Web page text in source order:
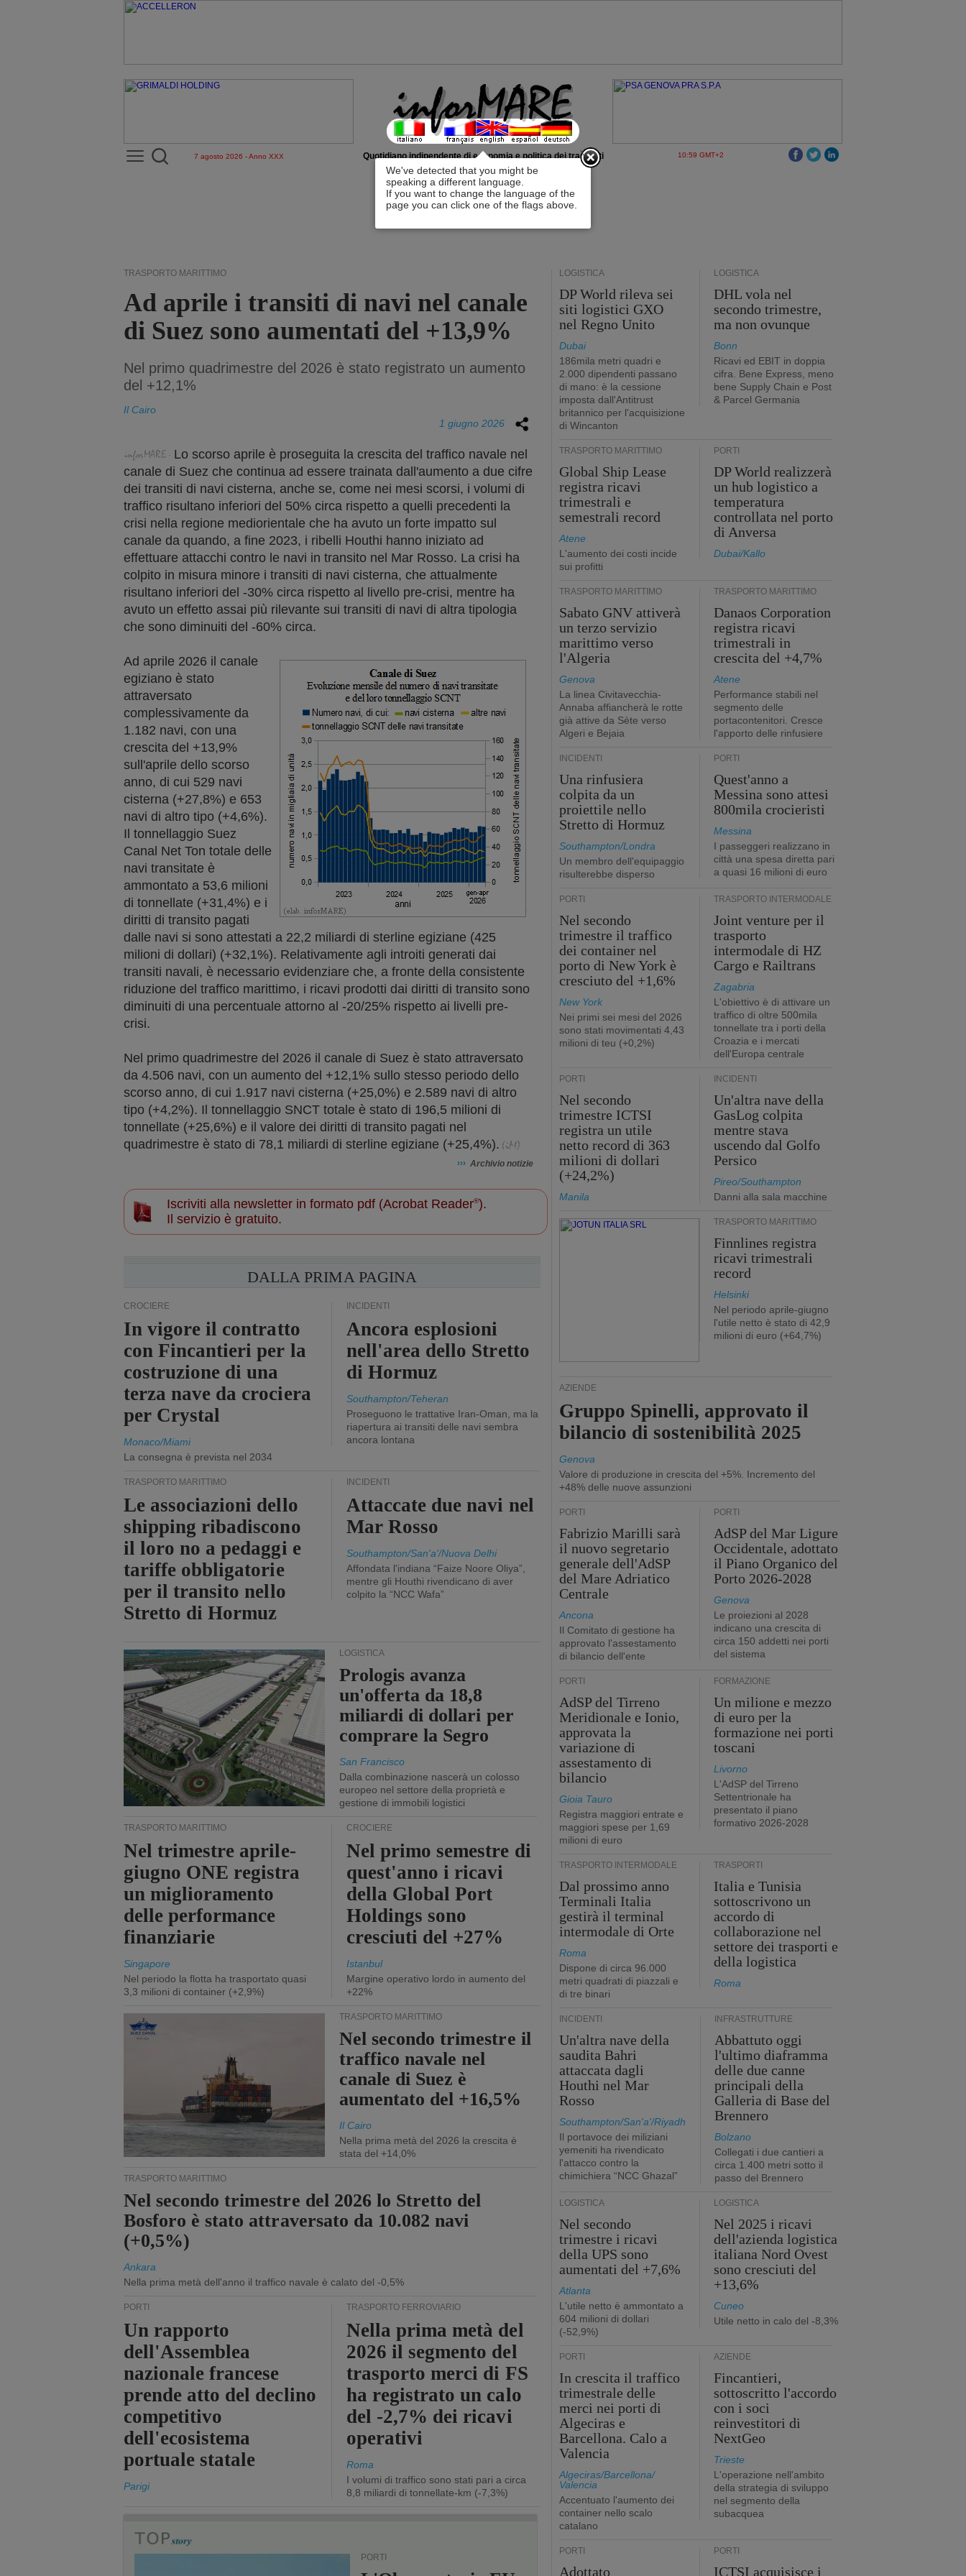
We've detected that you might be
speaking a different language.
If you want to change the language of the
page you can click one of the flags above.
x
7 agosto 2026 - Anno XXX Quotidiano indipendente di economia e politica dei trasporti 10:59 GMT+2
TRASPORTO MARITTIMO
Ad aprile i transiti di navi nel canale
di Suez sono aumentati del +13,9%
Nel primo quadrimestre del 2026 è stato registrato un aumento
del +12,1%
Il Cairo
1 giugno 2026
Lo scorso aprile è proseguita la crescita del traffico navale nel
canale di Suez che continua ad essere trainata dall'aumento a due cifre
dei transiti di navi cisterna, anche se, come nei mesi scorsi, i volumi di
traffico risultano inferiori del 50% circa rispetto a quelli precedenti la
crisi nella regione mediorientale che ha avuto un forte impatto sul
canale da quando, a fine 2023, i ribelli Houthi hanno iniziato ad
effettuare attacchi contro le navi in transito nel Mar Rosso. La crisi ha
colpito in misura minore i transiti di navi cisterna, che attualmente
risultano inferiori del -30% circa rispetto al livello pre-crisi, mentre ha
avuto un effetto assai più rilevante sui transiti di navi di altra tipologia
che sono diminuiti del -60% circa.
Ad aprile 2026 il canale
egiziano è stato
attraversato
complessivamente da
1.182 navi, con una
crescita del +13,9%
sull'aprile dello scorso
anno, di cui 529 navi
cisterna (+27,8%) e 653
navi di altro tipo (+4,6%).
Il tonnellaggio Suez
Canal Net Ton totale delle
navi transitate è
ammontato a 53,6 milioni
di tonnellate (+31,4%) e i
diritti di transito pagati
dalle navi si sono attestati a 22,2 miliardi di sterline egiziane (425
milioni di dollari) (+32,1%). Relativamente agli introiti generati dai
transiti navali, è necessario evidenziare che, a fronte della consistente
riduzione del traffico marittimo, i ricavi prodotti dai diritti di transito sono
diminuiti di una percentuale attorno al -20/25% rispetto ai livelli pre-
crisi.
Nel primo quadrimestre del 2026 il canale di Suez è stato attraversato
da 4.506 navi, con un aumento del +12,1% sullo stesso periodo dello
scorso anno, di cui 1.917 navi cisterna (+25,0%) e 2.589 navi di altro
tipo (+4,2%). Il tonnellaggio SNCT totale è stato di 196,5 milioni di
tonnellate (+25,6%) e il valore dei diritti di transito pagati nel
quadrimestre è stato di 78,1 miliardi di sterline egiziane (+25,4%).
››› Archivio notizie
Iscriviti alla newsletter in formato pdf (Acrobat Reader®).
Il servizio è gratuito.
DALLA PRIMA PAGINA
CROCIERE
In vigore il contratto
con Fincantieri per la
costruzione di una
terza nave da crociera
per Crystal
Monaco/Miami
La consegna è prevista nel 2034
INCIDENTI
Ancora esplosioni
nell'area dello Stretto
di Hormuz
Southampton/Teheran
Proseguono le trattative Iran-Oman, ma la
riapertura ai transiti delle navi sembra
ancora lontana
TRASPORTO MARITTIMO
Le associazioni dello
shipping ribadiscono
il loro no a pedaggi e
tariffe obbligatorie
per il transito nello
Stretto di Hormuz
INCIDENTI
Attaccate due navi nel
Mar Rosso
Southampton/San'a'/Nuova Delhi
Affondata l'indiana “Faize Noore Oliya”,
mentre gli Houthi rivendicano di aver
colpito la “NCC Wafa”
LOGISTICA
Prologis avanza
un'offerta da 18,8
miliardi di dollari per
comprare la Segro
San Francisco
Dalla combinazione nascerà un colosso
europeo nel settore della proprietà e
gestione di immobili logistici
TRASPORTO MARITTIMO
Nel trimestre aprile-
giugno ONE registra
un miglioramento
delle performance
finanziarie
Singapore
Nel periodo la flotta ha trasportato quasi
3,3 milioni di container (+2,9%)
CROCIERE
Nel primo semestre di
quest'anno i ricavi
della Global Port
Holdings sono
cresciuti del +27%
Istanbul
Margine operativo lordo in aumento del
+22%
TRASPORTO MARITTIMO
Nel secondo trimestre il
traffico navale nel
canale di Suez è
aumentato del +16,5%
Il Cairo
Nella prima metà del 2026 la crescita è
stata del +14,0%
TRASPORTO MARITTIMO
Nel secondo trimestre del 2026 lo Stretto del
Bosforo è stato attraversato da 10.082 navi
(+0,5%)
Ankara
Nella prima metà dell'anno il traffico navale è calato del -0,5%
PORTI
Un rapporto
dell'Assemblea
nazionale francese
prende atto del declino
competitivo
dell'ecosistema
portuale statale
Parigi
TRASPORTO FERROVIARIO
Nella prima metà del
2026 il segmento del
trasporto merci di FS
ha registrato un calo
del -2,7% dei ricavi
operativi
Roma
I volumi di traffico sono stati pari a circa
8,8 miliardi di tonnellate-km (-7,3%)
PORTI
LOGISTICA
DP World rileva sei
siti logistici GXO
nel Regno Unito
Dubai
186mila metri quadri e
2.000 dipendenti passano
di mano: è la cessione
imposta dall'Antitrust
britannico per l'acquisizione
di Wincanton
LOGISTICA
DHL vola nel
secondo trimestre,
ma non ovunque
Bonn
Ricavi ed EBIT in doppia
cifra. Bene Express, meno
bene Supply Chain e Post
& Parcel Germania
TRASPORTO MARITTIMO
Global Ship Lease
registra ricavi
trimestrali e
semestrali record
Atene
L'aumento dei costi incide
sui profitti
PORTI
DP World realizzerà
un hub logistico a
temperatura
controllata nel porto
di Anversa
Dubai/Kallo
TRASPORTO MARITTIMO
Sabato GNV attiverà
un terzo servizio
marittimo verso
l'Algeria
Genova
La linea Civitavecchia-
Annaba affiancherà le rotte
già attive da Sète verso
Algeri e Bejaia
TRASPORTO MARITTIMO
Danaos Corporation
registra ricavi
trimestrali in
crescita del +4,7%
Atene
Performance stabili nel
segmento delle
portacontenitori. Cresce
l'apporto delle rinfusiere
INCIDENTI
Una rinfusiera
colpita da un
proiettile nello
Stretto di Hormuz
Southampton/Londra
Un membro dell'equipaggio
risulterebbe disperso
PORTI
Quest'anno a
Messina sono attesi
800mila crocieristi
Messina
I passeggeri realizzano in
città una spesa diretta pari
a quasi 16 milioni di euro
PORTI
Nel secondo
trimestre il traffico
dei container nel
porto di New York è
cresciuto del +1,6%
New York
Nei primi sei mesi del 2026
sono stati movimentati 4,43
milioni di teu (+0,2%)
TRASPORTO INTERMODALE
Joint venture per il
trasporto
intermodale di HZ
Cargo e Railtrans
Zagabria
L'obiettivo è di attivare un
traffico di oltre 500mila
tonnellate tra i porti della
Croazia e i mercati
dell'Europa centrale
PORTI
Nel secondo
trimestre ICTSI
registra un utile
netto record di 363
milioni di dollari
(+24,2%)
Manila
INCIDENTI
Un'altra nave della
GasLog colpita
mentre stava
uscendo dal Golfo
Persico
Pireo/Southampton
Danni alla sala macchine
TRASPORTO MARITTIMO
Finnlines registra
ricavi trimestrali
record
Helsinki
Nel periodo aprile-giugno
l'utile netto è stato di 42,9
milioni di euro (+64,7%)
AZIENDE
Gruppo Spinelli, approvato il
bilancio di sostenibilità 2025
Genova
Valore di produzione in crescita del +5%. Incremento del
+48% delle nuove assunzioni
PORTI
Fabrizio Marilli sarà
il nuovo segretario
generale dell'AdSP
del Mare Adriatico
Centrale
Ancona
Il Comitato di gestione ha
approvato l'assestamento
di bilancio dell'ente
PORTI
AdSP del Mar Ligure
Occidentale, adottato
il Piano Organico del
Porto 2026-2028
Genova
Le proiezioni al 2028
indicano una crescita di
circa 150 addetti nei porti
del sistema
PORTI
AdSP del Tirreno
Meridionale e Ionio,
approvata la
variazione di
assestamento di
bilancio
Gioia Tauro
Registra maggiori entrate e
maggiori spese per 1,69
milioni di euro
FORMAZIONE
Un milione e mezzo
di euro per la
formazione nei porti
toscani
Livorno
L'AdSP del Tirreno
Settentrionale ha
presentato il piano
formativo 2026-2028
TRASPORTO INTERMODALE
Dal prossimo anno
Terminali Italia
gestirà il terminal
intermodale di Orte
Roma
Dispone di circa 96.000
metri quadrati di piazzali e
di tre binari
TRASPORTI
Italia e Tunisia
sottoscrivono un
accordo di
collaborazione nel
settore dei trasporti e
della logistica
Roma
INCIDENTI
Un'altra nave della
saudita Bahri
attaccata dagli
Houthi nel Mar
Rosso
Southampton/San'a'/Riyadh
Il portavoce dei miliziani
yemeniti ha rivendicato
l'attacco contro la
chimichiera “NCC Ghazal”
INFRASTRUTTURE
Abbattuto oggi
l'ultimo diaframma
delle due canne
principali della
Galleria di Base del
Brennero
Bolzano
Collegati i due cantieri a
circa 1.400 metri sotto il
passo del Brennero
LOGISTICA
Nel secondo
trimestre i ricavi
della UPS sono
aumentati del +7,6%
Atlanta
L'utile netto è ammontato a
604 milioni di dollari
(-52,9%)
LOGISTICA
Nel 2025 i ricavi
dell'azienda logistica
italiana Nord Ovest
sono cresciuti del
+13,6%
Cuneo
Utile netto in calo del -8,3%
PORTI
In crescita il traffico
trimestrale delle
merci nei porti di
Algeciras e
Barcellona. Calo a
Valencia
Algeciras/Barcellona/
Valencia
Accentuato l'aumento dei
container nello scalo
catalano
AZIENDE
Fincantieri,
sottoscritto l'accordo
con i soci
reinvestitori di
NextGeo
Trieste
L'operazione nell'ambito
della strategia di sviluppo
nel segmento della
subacquea
PORTI
Adottato
PORTI
ICTSI acquisisce i